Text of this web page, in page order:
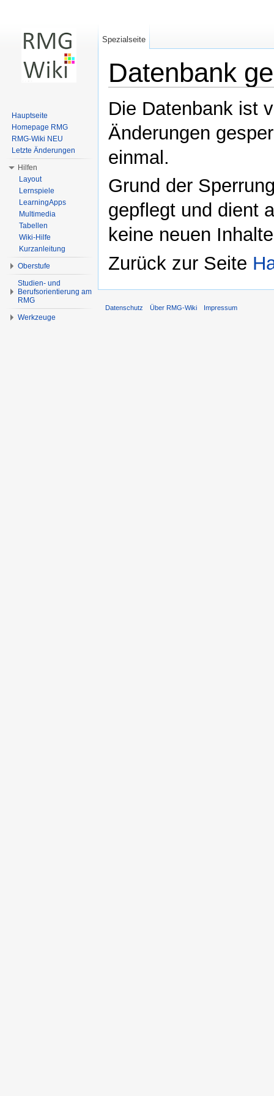
Datenbank
Die Datenbank ist
Änderungen
einmal.
Grund der
gepflegt und dient
keine neuen
Zurück zur Seite
Spezialseite
Hauptseite
Homepage RMG
RMG-Wiki NEU
Letzte Änderungen
Hilfen
Layout
Lernspiele
LearningApps
Multimedia
Tabellen
Wiki-Hilfe
Kurzanleitung
Oberstufe
Studien- und
Berufsorientierung am
RMG
Werkzeuge
Datenschutz Über RMG-Wiki Impressum